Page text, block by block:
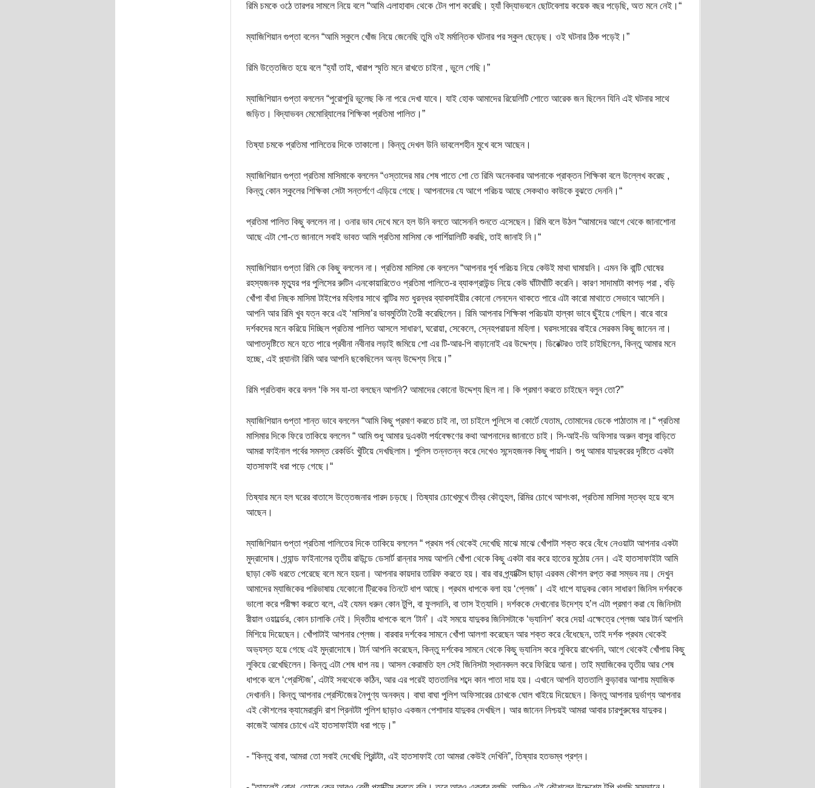
রিমি চমকে ওঠে তারপর সামলে নিয়ে বলে “আমি এলাহাবাদ থেকে টেন পাশ করেছি। হ্যাঁ বিদ্যাভবনে ছোটবেলায় কয়েক বছর পড়েছি, অত মনে নেই।“
ম্যাজিশিয়ান গুপ্তা বলেন “আমি স্কুলে খোঁজ নিয়ে জেনেছি তুমি ওই মর্মান্তিক ঘটনার পর স্কুল ছেড়েছ। ওই ঘটনার ঠিক পড়েই।”
রিমি উত্তেজিত হয়ে বলে “হ্যাঁ তাই, খারাপ স্মৃতি মনে রাখতে চাইনা , ভুলে গেছি।”
ম্যাজিশিয়ান গুপ্তা বললেন “পুরোপুরি ভুলেছ কি না পরে দেখা যাবে। যাই হোক আমাদের রিয়েলিটি শোতে আরেক জন ছিলেন যিনি এই ঘটনার সাথে
জড়িত। বিদ্যাভবন মেমোরি্যালের শিক্ষিকা প্রতিমা পালিত।”
তিষ্যা চমকে প্রতিমা পালিতের দিকে তাকালো। কিন্তু দেখল উনি ভাবলেশহীন মুখে বসে আছেন।
ম্যাজিশিয়ান গুপ্তা প্রতিমা মাসিমাকে বললেন “ওস্তাদের মার শেষ পাতে শো তে রিমি অনেকবার আপনাকে প্রাক্তন শিক্ষিকা বলে উল্লেখ করেছ ,
কিন্তু কোন স্কুলের শিক্ষিকা সেটা সন্তর্পণে এড়িয়ে গেছে। আপনাদের যে আগে পরিচয় আছে সেকথাও কাউকে বুঝতে দেননি।“
প্রতিমা পালিত কিছু বললেন না। ওনার ভাব দেখে মনে হল উনি বলতে আসেননি শুনতে এসেছেন। রিমি বলে উঠল “আমাদের আগে থেকে জানাশোনা
আছে এটা শো-তে জানালে সবাই ভাবত আমি প্রতিমা মাসিমা কে পার্শিয়ালিটি করছি, তাই জানাই নি।“
ম্যাজিশিয়ান গুপ্তা রিমি কে কিছু বললেন না। প্রতিমা মাসিমা কে বললেন “আপনার পূর্ব পরিচয় নিয়ে কেউই মাথা ঘামায়নি। এমন কি বান্টি ঘোষের
রহস্যজনক মৃত্যুর পর পুলিসের রুটিন এনকোয়ারিতেও প্রতিমা পালিতে-র ব্যাকগ্রাউন্ড নিয়ে কেউ ঘাঁটাঘাঁটি করেনি। কারণ সাদামাটা কাপড় পরা , বড়ি
খোঁপা বাঁধা নিছক মাসিমা টাইপের মহিলার সাথে বান্টির মত ধুরন্ধর ব্যাবসাইয়ীর কোনো লেনদেন থাকতে পারে এটা কারো মাথাতে সেভাবে আসেনি।
আপনি আর রিমি খুব যত্ন করে এই ‘মাসিমা’র ভাবমুর্তিটা তৈরী করেছিলেন। রিমি আপনার শিক্ষিকা পরিচয়টা হাল্কা ভাবে ছুঁইয়ে গেছিল। বারে বারে
দর্শকদের মনে করিয়ে দিচ্ছিল প্রতিমা পালিত আসলে সাধারণ, ঘরোয়া, সেকেলে, স্নেহপরায়না মহিলা। ঘরসংসারের বাইরে সেরকম কিছু জানেন না।
আপাতদৃষ্টিতে মনে হতে পারে প্রবীনা নবীনার লড়াই জমিয়ে শো এর টি-আর-পি বাড়ানোই এর উদ্দেশ্য। ডিরেক্টরও তাই চাইছিলেন, কিন্তু আমার মনে
হচ্ছে, এই প্ল্যানটা রিমি আর আপনি ছকেছিলেন অন্য উদ্দেশ্য নিয়ে।”
রিমি প্রতিবাদ করে বলল ‘কি সব যা-তা বলছেন আপনি? আমাদের কোনো উদ্দেশ্য ছিল না। কি প্রমাণ করতে চাইছেন বলুন তো?”
ম্যাজিশিয়ান গুপ্তা শান্ত ভাবে বললেন “আমি কিছু প্রমাণ করতে চাই না, তা চাইলে পুলিসে বা কোর্টে যেতাম, তোমাদের ডেকে পাঠাতাম না।“ প্রতিমা
মাসিমার দিকে ফিরে তাকিয়ে বললেন “ আমি শুধু আমার দুএকটা পর্যবেক্ষণের কথা আপনাদের জানাতে চাই। সি-আই-ডি অফিসার অরুন বাসুর বাড়িতে
আমরা ফাইনাল পর্বের সমস্ত রেকর্ডিং খুঁটিয়ে দেখছিলাম। পুলিস তন্নতন্ন করে দেখেও সন্দেহজনক কিছু পায়নি। শুধু আমার যাদুকরের দৃষ্টিতে একটা
হাতসাফাই ধরা পড়ে গেছে।“
তিষ্যার মনে হল ঘরের বাতাসে উত্তেজনার পারদ চড়ছে। তিষ্যার চোখেমুখে তীব্র কৌতুহল, রিমির চোখে আশংকা, প্রতিমা মাসিমা স্তব্ধ হয়ে বসে
আছেন।
ম্যাজিশিয়ান গুপ্তা প্রতিমা পালিতের দিকে তাকিয়ে বললেন “ প্রথম পর্ব থেকেই দেখেছি মাঝে মাঝে খোঁপাটা শক্ত করে বেঁধে নেওয়াটা আপনার একটা
মুদ্রাদোষ। গ্র্যান্ড ফাইনালের তৃতীয় রাউন্ডে ডেসার্ট রান্নার সময় আপনি খোঁপা থেকে কিছু একটা বার করে হাতের মুঠোয় নেন। এই হাতসাফাইটা আমি
ছাড়া কেউ ধরতে পেরেছে বলে মনে হয়না। আপনার কায়দার তারিফ করতে হয়। বার বার প্র্যাক্টিস ছাড়া এরকম কৌশল রপ্ত করা সম্ভব নয়। দেখুন
আমাদের ম্যাজিকের পরিভাষায় যেকোনো ট্রিকের তিনটে ধাপ আছে। প্রথম ধাপকে বলা হয় ‘প্লেজ’। এই ধাপে যাদুকর কোন সাধারণ জিনিস দর্শককে
ভালো করে পরীক্ষা করতে বলে, এই যেমন ধরুন কোন টুপি, বা ফুলদানি, বা তাস ইত্যাদি। দর্শককে দেখানোর উদেশ্য হ’ল এটা প্রমাণ করা যে জিনিসটা
রীয়াল ওয়ার্ল্ডের, কোন চালাকি নেই। দ্বিতীয় ধাপকে বলে ‘টার্ন’। এই সময়ে যাদুকর জিনিসটাকে ‘ভ্যানিশ’ করে দেয়! এক্ষেত্রে প্লেজ আর টার্ন আপনি
মিশিয়ে দিয়েছেন। খোঁপাটাই আপনার প্লেজ। বারবার দর্শকের সামনে খোঁপা আলগা করেছেন আর শক্ত করে বেঁধেছেন, তাই দর্শক প্রথম থেকেই
অভ্যস্ত হয়ে গেছে এই মুদ্রাদোষে। টার্ন আপনি করেছেন, কিন্তু দর্শকের সামনে থেকে কিছু ভ্যানিস করে লুকিয়ে রাখেননি, আগে থেকেই খোঁপায় কিছু
লুকিয়ে রেখেছিলেন। কিন্তু এটা শেষ ধাপ নয়। আসল কেরামতি হল সেই জিনিসটা স্থানবদল করে ফিরিয়ে আনা। তাই ম্যাজিকের তৃতীয় আর শেষ
ধাপকে বলে ‘প্রেস্টিজ’, এটাই সবথেকে কঠিন, আর এর পরেই হাততালির শব্দে কান পাতা দায় হয়। এখানে আপনি হাততালি কুড়াবার আশায় ম্যাজিক
দেখাননি। কিন্তু আপনার প্রেস্টিজের নৈপুণ্য অনবদ্য। বাঘা বাঘা পুলিশ অফিসারের চোখকে ঘোল খাইয়ে দিয়েছেন। কিন্তু আপনার দুর্ভাগ্য আপনার
এই কৌশলের ক্যামেরাবন্দি রাশ প্রিনটটা পুলিশ ছাড়াও একজন পেশাদার যাদুকর দেখছিল। আর জানেন নিশ্চয়ই আমরা আবার চারপুরুষের যাদুকর।
কাজেই আমার চোখে এই হাতসাফাইটা ধরা পড়ে।”
- “কিন্তু বাবা, আমরা তো সবাই দেখেছি প্রিন্টটা, এই হাতসাফাই তো আমরা কেউই দেখিনি”, তিষ্যার হতভম্ব প্রশ্ন।